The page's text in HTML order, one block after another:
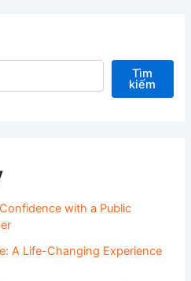
Tìm
kiếm
with a Public
A Life-Changing Experience